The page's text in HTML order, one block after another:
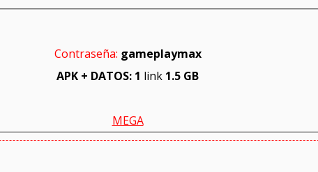
Contraseña: gameplaymax
APK + DATOS: 1 link 1.5 GB
MEGA